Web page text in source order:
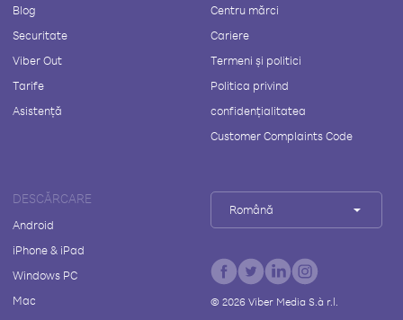
Blog
Securitate
Viber Out
Tarife
Asistență
Centru mărci
Cariere
Termeni și politici
Politica privind
confidențialitatea
Customer Complaints Code
DESCĂRCARE
Android
iPhone & iPad
Windows PC
Mac
Română
© 2026Viber Media S.à r.l.